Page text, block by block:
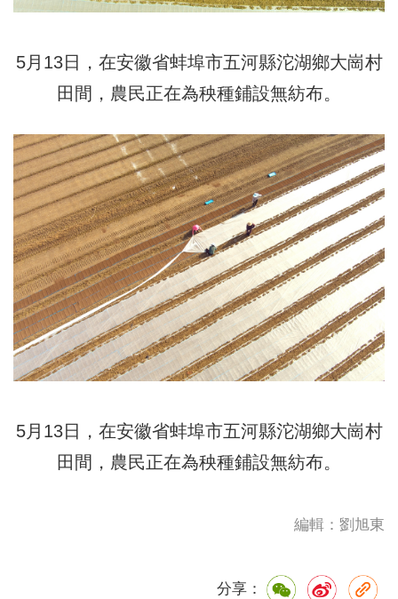
5月13日，在安徽省蚌埠市五河縣沱湖鄉大崗村
田間，農民正在為秧種鋪設無紡布。
5月13日，在安徽省蚌埠市五河縣沱湖鄉大崗村
田間，農民正在為秧種鋪設無紡布。
編輯：劉旭東
分享：